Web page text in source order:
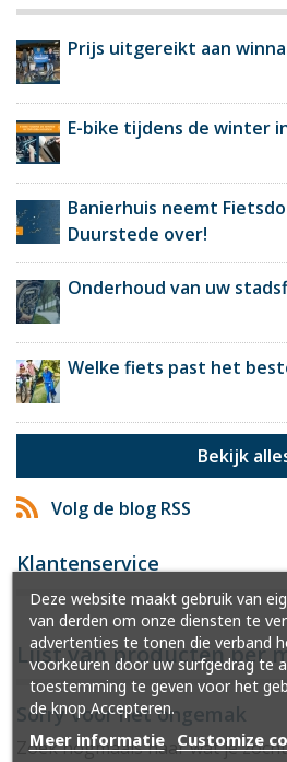
Prijs uitgereikt aan
E-bike tijdens de winter
Banierhuis neemt
Duurstede over!
Onderhoud van uw
Welke fiets past het
Bekijk
Volg de blog RSS
Klantenservice
Lijst van producten per
Sorry voor het ongemak
Zoek nogmaals naar wat je zocht
Deze website maakt gebruik van
van derden om onze diensten te
advertenties te tonen die verband
voorkeuren door uw surfgedrag te
toestemming te geven voor het
de knop Accepteren.
Meer informatie Customize